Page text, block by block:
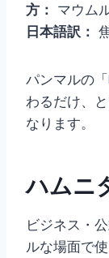
方： マウム
日本語訳：
パンマルの
わるだけ、
なります。
ハムニ
ビジネス・
ルな場面で